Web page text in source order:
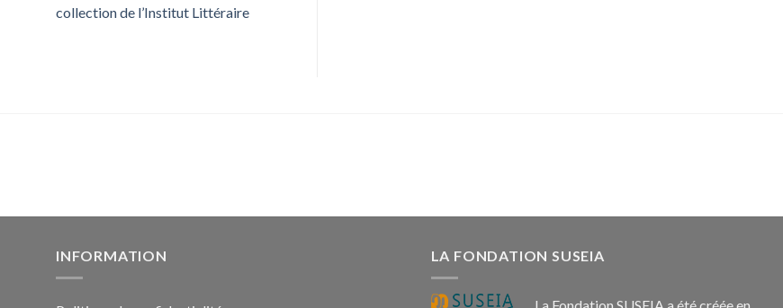
collection de l’Institut Littéraire
INFORMATION LA FONDATION SUSEIA
La Fondation SUSEIA a été créée en